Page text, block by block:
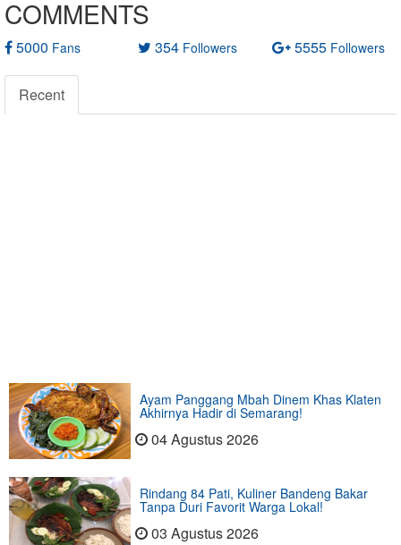
COMMENTS
5000 Fans 354 Followers 5555 Followers
Recent
Ayam Panggang Mbah Dinem Khas Klaten
Akhirnya Hadir di Semarang!
04 Agustus 2026
Rindang 84 Pati, Kuliner Bandeng Bakar
Tanpa Duri Favorit Warga Lokal!
03 Agustus 2026